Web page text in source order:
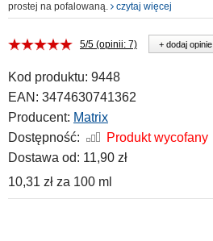
prostej na pofalowaną.
czytaj więcej
5/5 (opinii: 7) + dodaj opinie
Kod produktu: 9448
EAN: 3474630741362
Producent: Matrix
Dostępność:
Produkt wycofany
Dostawa od: 11,90 zł
10,31 zł za 100 ml